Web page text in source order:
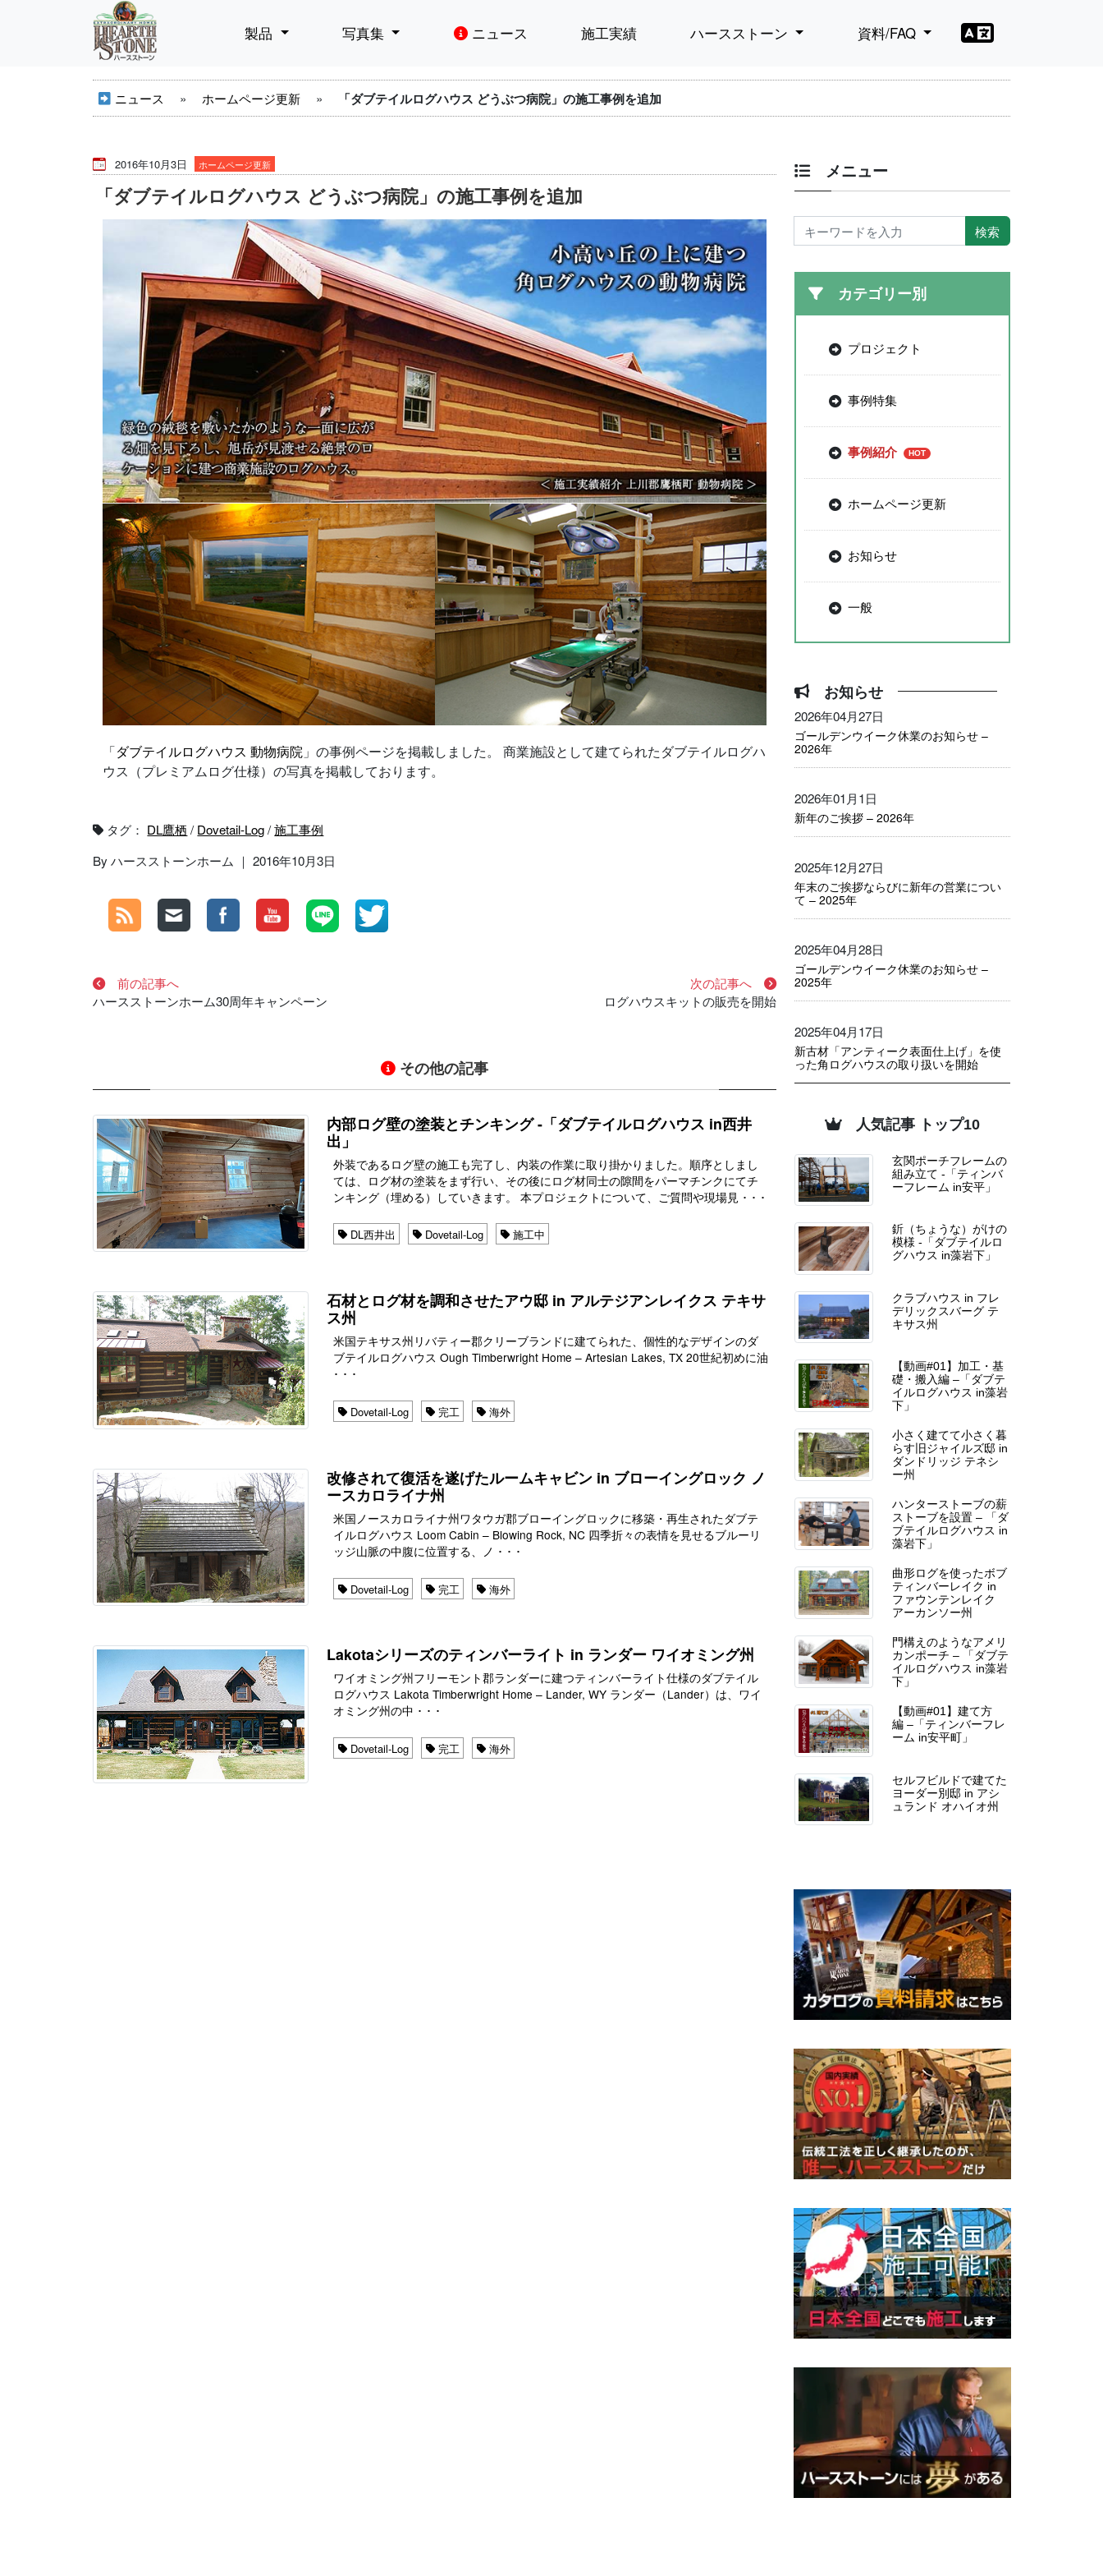
製品 写真集 ニュース 施工実績 ハースストーン 資料/FAQ
ニュース » ホームページ更新» 「ダブテイルログハウス どうぶつ病院」の施工事例を追加
2016年10月3日 ホームページ更新
「ダブテイルログハウス どうぶつ病院」の施工事例を追加
「ダブテイルログハウス 動物病院」の事例ページを掲載しました。 商業施設として建てられたダブテイルログハ
ウス（プレミアムログ仕様）の写真を掲載しております。
タグ： DL鷹栖 /Dovetail-Log/施工事例
By ハースストーンホーム ｜ 2016年10月3日
前の記事へ
ハースストーンホーム30周年キャンペーン
次の記事へ
ログハウスキットの販売を開始
その他の記事
内部ログ壁の塗装とチンキング -「ダブテイルログハウス in西井
出」
外装であるログ壁の施工も完了し、内装の作業に取り掛かりました。順序としまし
ては、ログ材の塗装をまず行い、その後にログ材同士の隙間をパーマチンクにてチ
ンキング（埋める）していきます。 本プロジェクトについて、ご質問や現場見 ･ ･ ･
DL西井出 Dovetail-Log 施工中
石材とログ材を調和させたアウ邸 in アルテジアンレイクス テキサ
ス州
米国テキサス州リバティー郡クリーブランドに建てられた、個性的なデザインのダ
ブテイルログハウス Ough Timberwright Home – Artesian Lakes, TX 20世紀初めに油
･ ･ ･
Dovetail-Log 完工 海外
改修されて復活を遂げたルームキャビン in ブローイングロック ノ
ースカロライナ州
米国ノースカロライナ州ワタウガ郡ブローイングロックに移築・再生されたダブテ
イルログハウス Loom Cabin – Blowing Rock, NC 四季折々の表情を見せるブルーリ
ッジ山脈の中腹に位置する、ノ ･ ･ ･
Dovetail-Log 完工 海外
Lakotaシリーズのティンバーライト in ランダー ワイオミング州
ワイオミング州フリーモント郡ランダーに建つティンバーライト仕様のダブテイル
ログハウス Lakota Timberwright Home – Lander, WY ランダー（Lander）は、ワイ
オミング州の中 ･ ･ ･
Dovetail-Log 完工 海外
メニュー
カテゴリー別
プロジェクト
事例特集
事例紹介
ホームページ更新
お知らせ
一般
お知らせ
2026年04月27日
ゴールデンウイーク休業のお知らせ –
2026年
2026年01月1日
新年のご挨拶 – 2026年
2025年12月27日
年末のご挨拶ならびに新年の営業につい
て – 2025年
2025年04月28日
ゴールデンウイーク休業のお知らせ –
2025年
2025年04月17日
新古材「アンティーク表面仕上げ」を使
った角ログハウスの取り扱いを開始
人気記事 トップ10
玄関ポーチフレームの
組み立て -「ティンバ
ーフレーム in安平」
釿（ちょうな）がけの
模様 -「ダブテイルロ
グハウス in藻岩下」
クラブハウス in フレ
デリックスバーグ テ
キサス州
【動画#01】加工・基
礎・搬入編 –「ダブテ
イルログハウス in藻岩
下」
小さく建てて小さく暮
らす旧ジャイルズ邸 in
ダンドリッジ テネシ
ー州
ハンターストーブの薪
ストーブを設置 – 「ダ
ブテイルログハウス in
藻岩下」
曲形ログを使ったボブ
ティンバーレイク in
ファウンテンレイク
アーカンソー州
門構えのようなアメリ
カンポーチ – 「ダブテ
イルログハウス in藻岩
下」
【動画#01】建て方
編 –「ティンバーフレ
ーム in安平町」
セルフビルドで建てた
ヨーダー別邸 in アシ
ュランド オハイオ州